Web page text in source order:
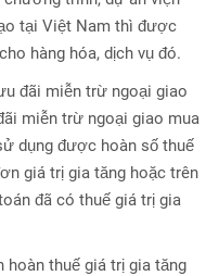
tại Việt Nam thì được
hàng hóa, dịch vụ đó.
đãi miễn trừ ngoại giao
miễn trừ ngoại giao mua
dụng được hoàn số thuế
giá trị gia tăng hoặc trên
đã có thuế giá trị gia
hoàn thuế giá trị gia tăng